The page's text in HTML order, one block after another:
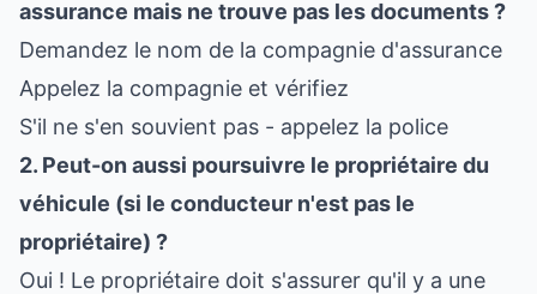
assurance mais ne trouve pas les documents ?
Demandez le nom de la compagnie d'assurance
Appelez la compagnie et vérifiez
S'il ne s'en souvient pas - appelez la police
2. Peut-on aussi poursuivre le propriétaire du
véhicule (si le conducteur n'est pas le
propriétaire) ?
Oui ! Le propriétaire doit s'assurer qu'il y a une